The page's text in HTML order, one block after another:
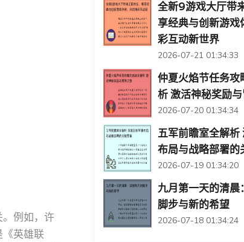
例如，许
英雄联
全新9游戏大厅带
享经典与创新游戏
彩互动新世界
2026-07-21 01:34:33
仲夏火焰节任务攻
析 激活神秘奖励
2026-07-20 01:34:34
五军前瞻室全解析
布局与战略部署的
2026-07-19 01:34:20
九月第一天的清晨
脚步与新的希望
2026-07-18 01:34:24